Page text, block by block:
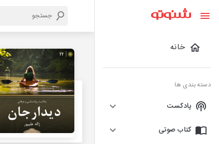
خانه
دسته بندی ها
پادکست
کتاب صوتی